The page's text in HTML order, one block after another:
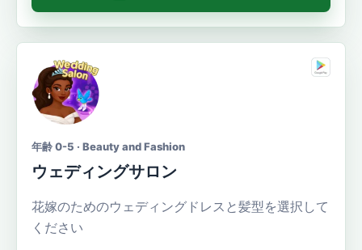
年齢 0-5 · Beauty and Fashion
ウェディングサロン
花嫁のためのウェディングドレスと髪型を選択して
ください